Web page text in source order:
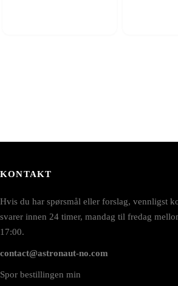
KONTAKT
Hvis du har spørsmål eller forslag, vennligst
svarer innen 24 timer, mandag til fredag
17:00.
contact@astronaut-no.com
Spor bestillingen min